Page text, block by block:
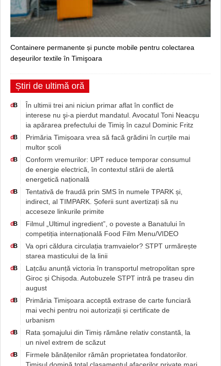
Containere permanente și puncte mobile pentru colectarea
deșeurilor textile în Timişoara
Știri de ultimă oră
dB
În ultimii trei ani niciun primar aflat în conflict de
interese nu şi-a pierdut mandatul. Avocatul Toni Neacşu
ia apărarea prefectului de Timiş în cazul Dominic Fritz
dB
Primăria Timișoara vrea să facă grădini în curțile mai
multor școli
dB
Conform vremurilor: UPT reduce temporar consumul
de energie electrică, în contextul stării de alertă
energetică națională
dB
Tentativă de fraudă prin SMS în numele TPARK și,
indirect, al TIMPARK. Șoferii sunt avertizați să nu
acceseze linkurile primite
dB
Filmul „Ultimul ingredient”, o poveste a Banatului în
competiția internațională Food Film Menu/VIDEO
dB
Va opri căldura circulația tramvaielor? STPT urmărește
starea masticului de la linii
dB
Lațcău anunță victoria în transportul metropolitan spre
Giroc și Chișoda. Autobuzele STPT intră pe traseu din
august
dB
Primăria Timișoara acceptă extrase de carte funciară
mai vechi pentru noi autorizații și certificate de
urbanism
dB
Rata șomajului din Timiș rămâne relativ constantă, la
un nivel extrem de scăzut
dB
Firmele bănățenilor rămân proprietatea fondatorilor.
Timișul domină total clasamentul afacerilor private mari